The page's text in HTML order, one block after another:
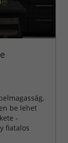
be lehet
-
fiatalos